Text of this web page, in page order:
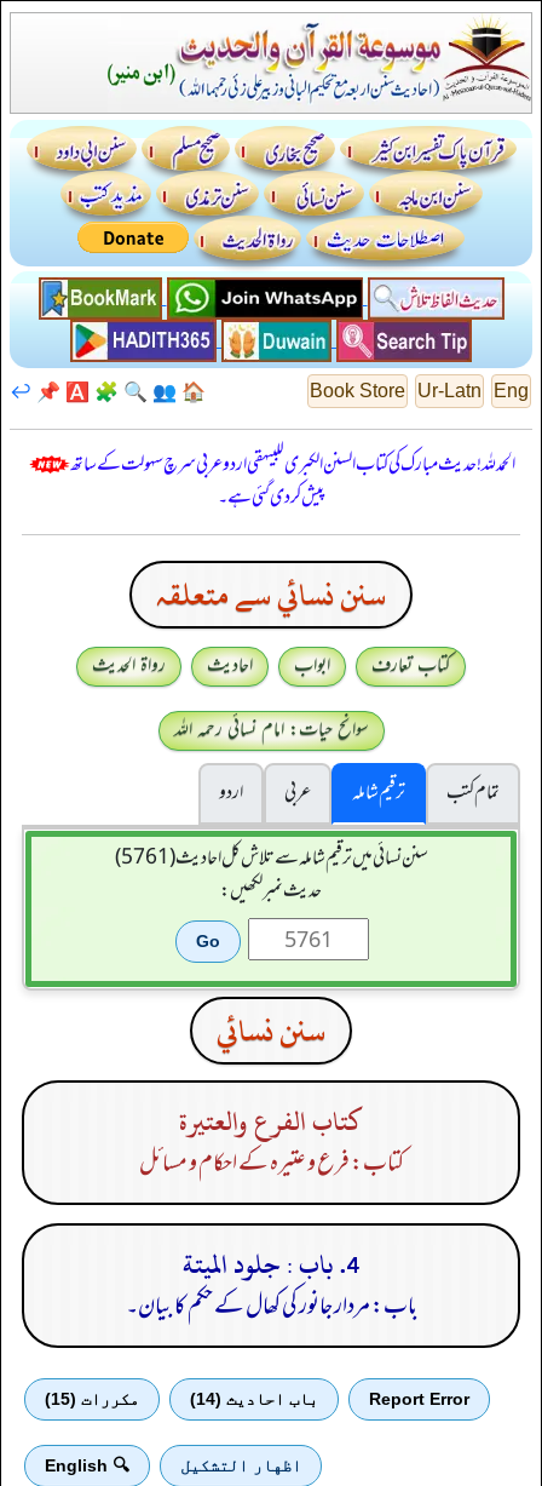
Eng
Ur-Latn
Book Store
🏠
👥
🔍
🧩
🅰️
📌
↩️
الحمدللہ! حدیث مبارک کی کتاب السنن الكبرى للبيهقي اردو عربی سرچ سہولت کے ساتھ
پیش کر دی گئی ہے۔
سنن نسائي سے متعلقہ
کتاب تعارف ابواب احادیث
رواۃ الحدیث
سوانح حیات: امام نسائی رحمہ اللہ
تمام کتب
ترقیم شاملہ عربی
اردو
سنن نسائی میں ترقیم شاملہ سے تلاش کل احادیث (5761)
حدیث نمبر لکھیں:
سنن نسائي
كتاب الفرع والعتيرة
کتاب: فرع و عتیرہ کے احکام و مسائل
4. باب : جلود الميتة
باب: مردار جانور کی کھال کے حکم کا بیان۔
Report Error باب احادیث (14) مكررات (15)
اظهار التشكيل 🔍 English